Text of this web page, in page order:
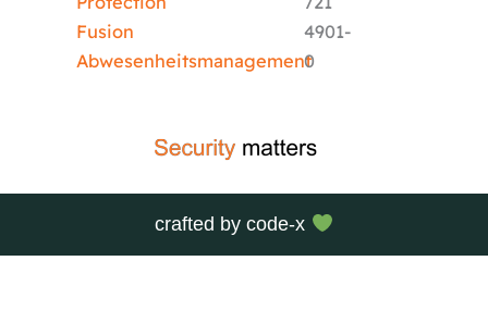
Fusion
Abwesenheitsmanagement
4901-
0
crafted bycode-x